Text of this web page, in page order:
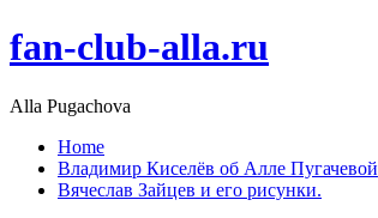
fan-club-alla.ru
Alla Pugachova
Home
Владимир Киселёв об Алле Пугачевой
Вячеслав Зайцев и его рисунки.